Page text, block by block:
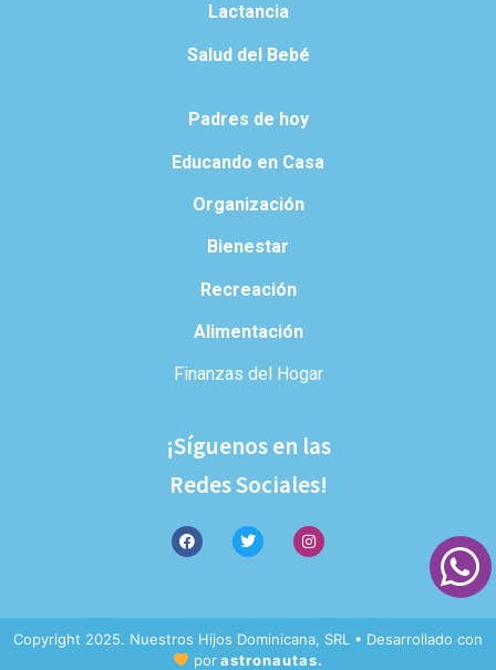
Lactancia
Salud del Bebé
Padres de hoy
Educando en Casa
Organización
Bienestar
Recreación
Alimentación
Finanzas del Hogar
¡Síguenos en las
Redes Sociales!
Copyright 2025. Nuestros Hijos Dominicana, SRL • Desarrollado con
porastronautas.